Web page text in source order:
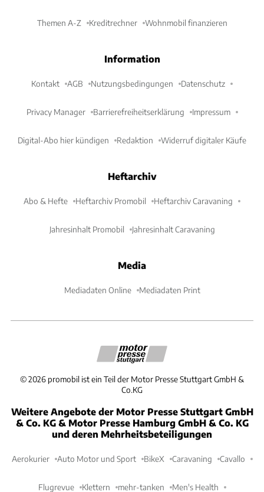
Themen A-Z Kreditrechner Wohnmobil finanzieren
Information
Kontakt AGB Nutzungsbedingungen Datenschutz
Privacy Manager Barrierefreiheitserklärung Impressum
Digital-Abo hier kündigen Redaktion Widerruf digitaler Käufe
Heftarchiv
Abo & Hefte Heftarchiv Promobil Heftarchiv Caravaning
Jahresinhalt Promobil Jahresinhalt Caravaning
Media
Mediadaten Online Mediadaten Print
©2026 promobil ist ein Teil der Motor Presse Stuttgart GmbH &
Co.KG
Weitere Angebote der Motor Presse Stuttgart GmbH
& Co. KG & Motor Presse Hamburg GmbH & Co. KG
und deren Mehrheitsbeteiligungen
Aerokurier Auto Motor und Sport BikeX Caravaning Cavallo
Flugrevue Klettern mehr-tanken Men's Health